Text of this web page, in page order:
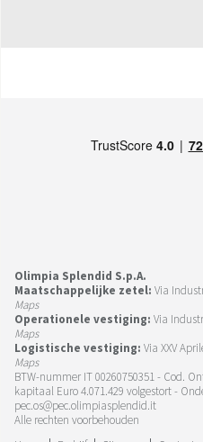
Olimpia Splendid S.p.A.
Maatschappelijke zetel: Via
Maps
Operationele vestiging: Via
Maps
Logistische vestiging: Via XXV
Maps
BTW-nummer IT 00260750351 - Cod.
kapitaal Euro 4.071.429 volgestort -
pec.os@pec.olimpiasplendid.it
Alle rechten voorbehouden